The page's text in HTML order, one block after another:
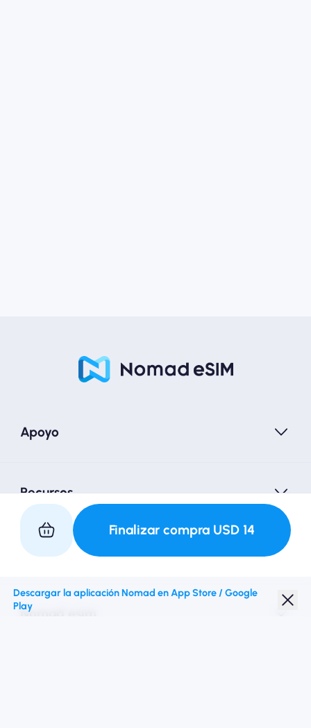
Finalizar compra USD14
Apoyo
Recursos
Asociarse con nosotros
Nomad esim
Descargar la aplicación Nomad en App Store / Google
Play